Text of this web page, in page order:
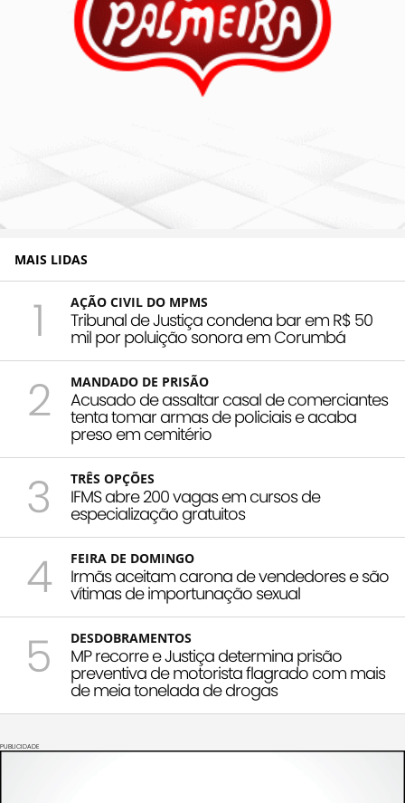
MAIS LIDAS
1 AÇÃO CIVIL DO MPMS
Tribunal de Justiça condena bar em R$ 50
mil por poluição sonora em Corumbá
2 MANDADO DE PRISÃO
Acusado de assaltar casal de comerciantes
tenta tomar armas de policiais e acaba
preso em cemitério
3 TRÊS OPÇÕES
IFMS abre 200 vagas em cursos de
especialização gratuitos
4 FEIRA DE DOMINGO
Irmãs aceitam carona de vendedores e são
vítimas de importunação sexual
5 DESDOBRAMENTOS
MP recorre e Justiça determina prisão
preventiva de motorista flagrado com mais
de meia tonelada de drogas
PUBLICIDADE